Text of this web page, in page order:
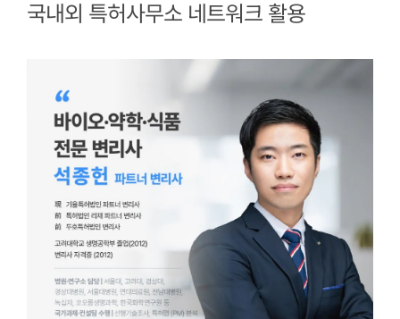
국내외 특허사무소 네트워크 활용